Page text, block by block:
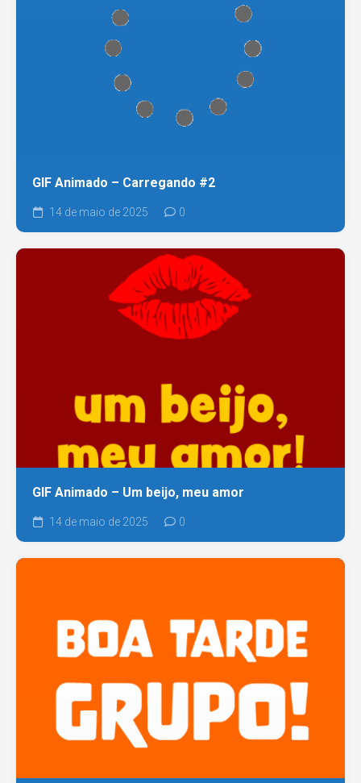
GIF Animado – Carregando #2
14 de maio de 2025 0
GIF Animado – Um beijo, meu amor
14 de maio de 2025 0